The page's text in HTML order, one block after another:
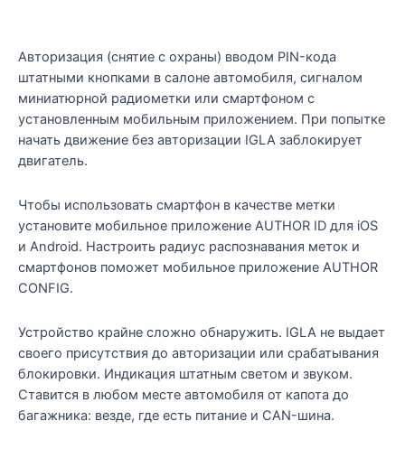
Авторизация (снятие с охраны) вводом PIN-кода
штатными кнопками в салоне автомобиля, сигналом
миниатюрной радиометки или смартфоном с
установленным мобильным приложением. При попытке
начать движение без авторизации IGLA заблокирует
двигатель.
Чтобы использовать смартфон в качестве метки
установите мобильное приложение AUTHOR ID для iOS
и Android. Настроить радиус распознавания меток и
смартфонов поможет мобильное приложение AUTHOR
CONFIG.
Устройство крайне сложно обнаружить. IGLA не выдает
своего присутствия до авторизации или срабатывания
блокировки. Индикация штатным светом и звуком.
Ставится в любом месте автомобиля от капота до
багажника: везде, где есть питание и CAN-шина.